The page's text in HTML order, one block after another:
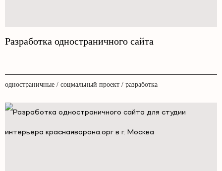
Разработка одностраничного сайта
одностраничные / соцмальный проект / разработка